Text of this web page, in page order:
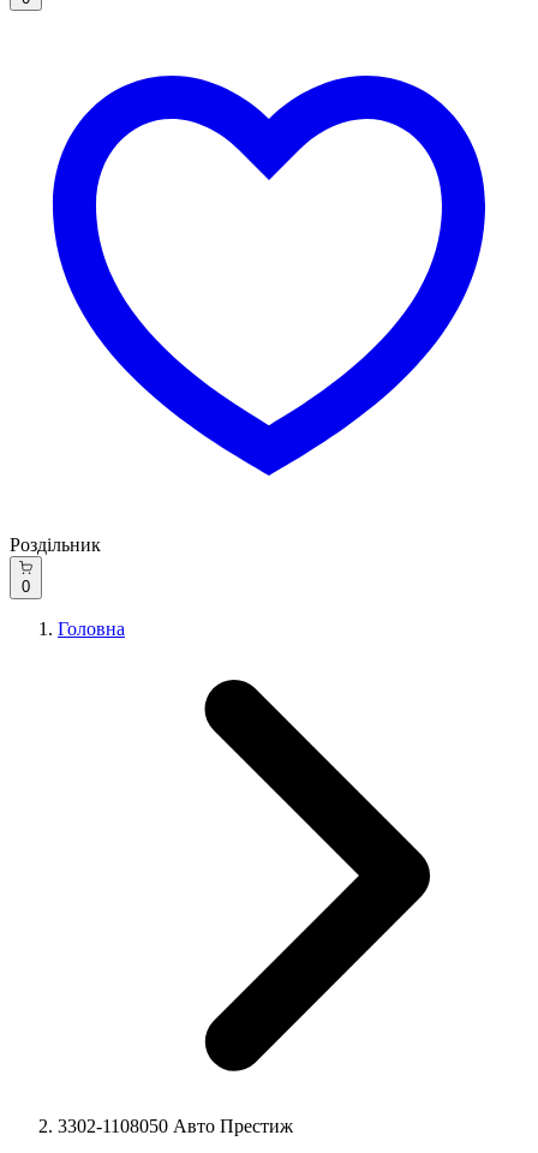
Роздільник
0
Головна
3302-1108050 Авто Престиж